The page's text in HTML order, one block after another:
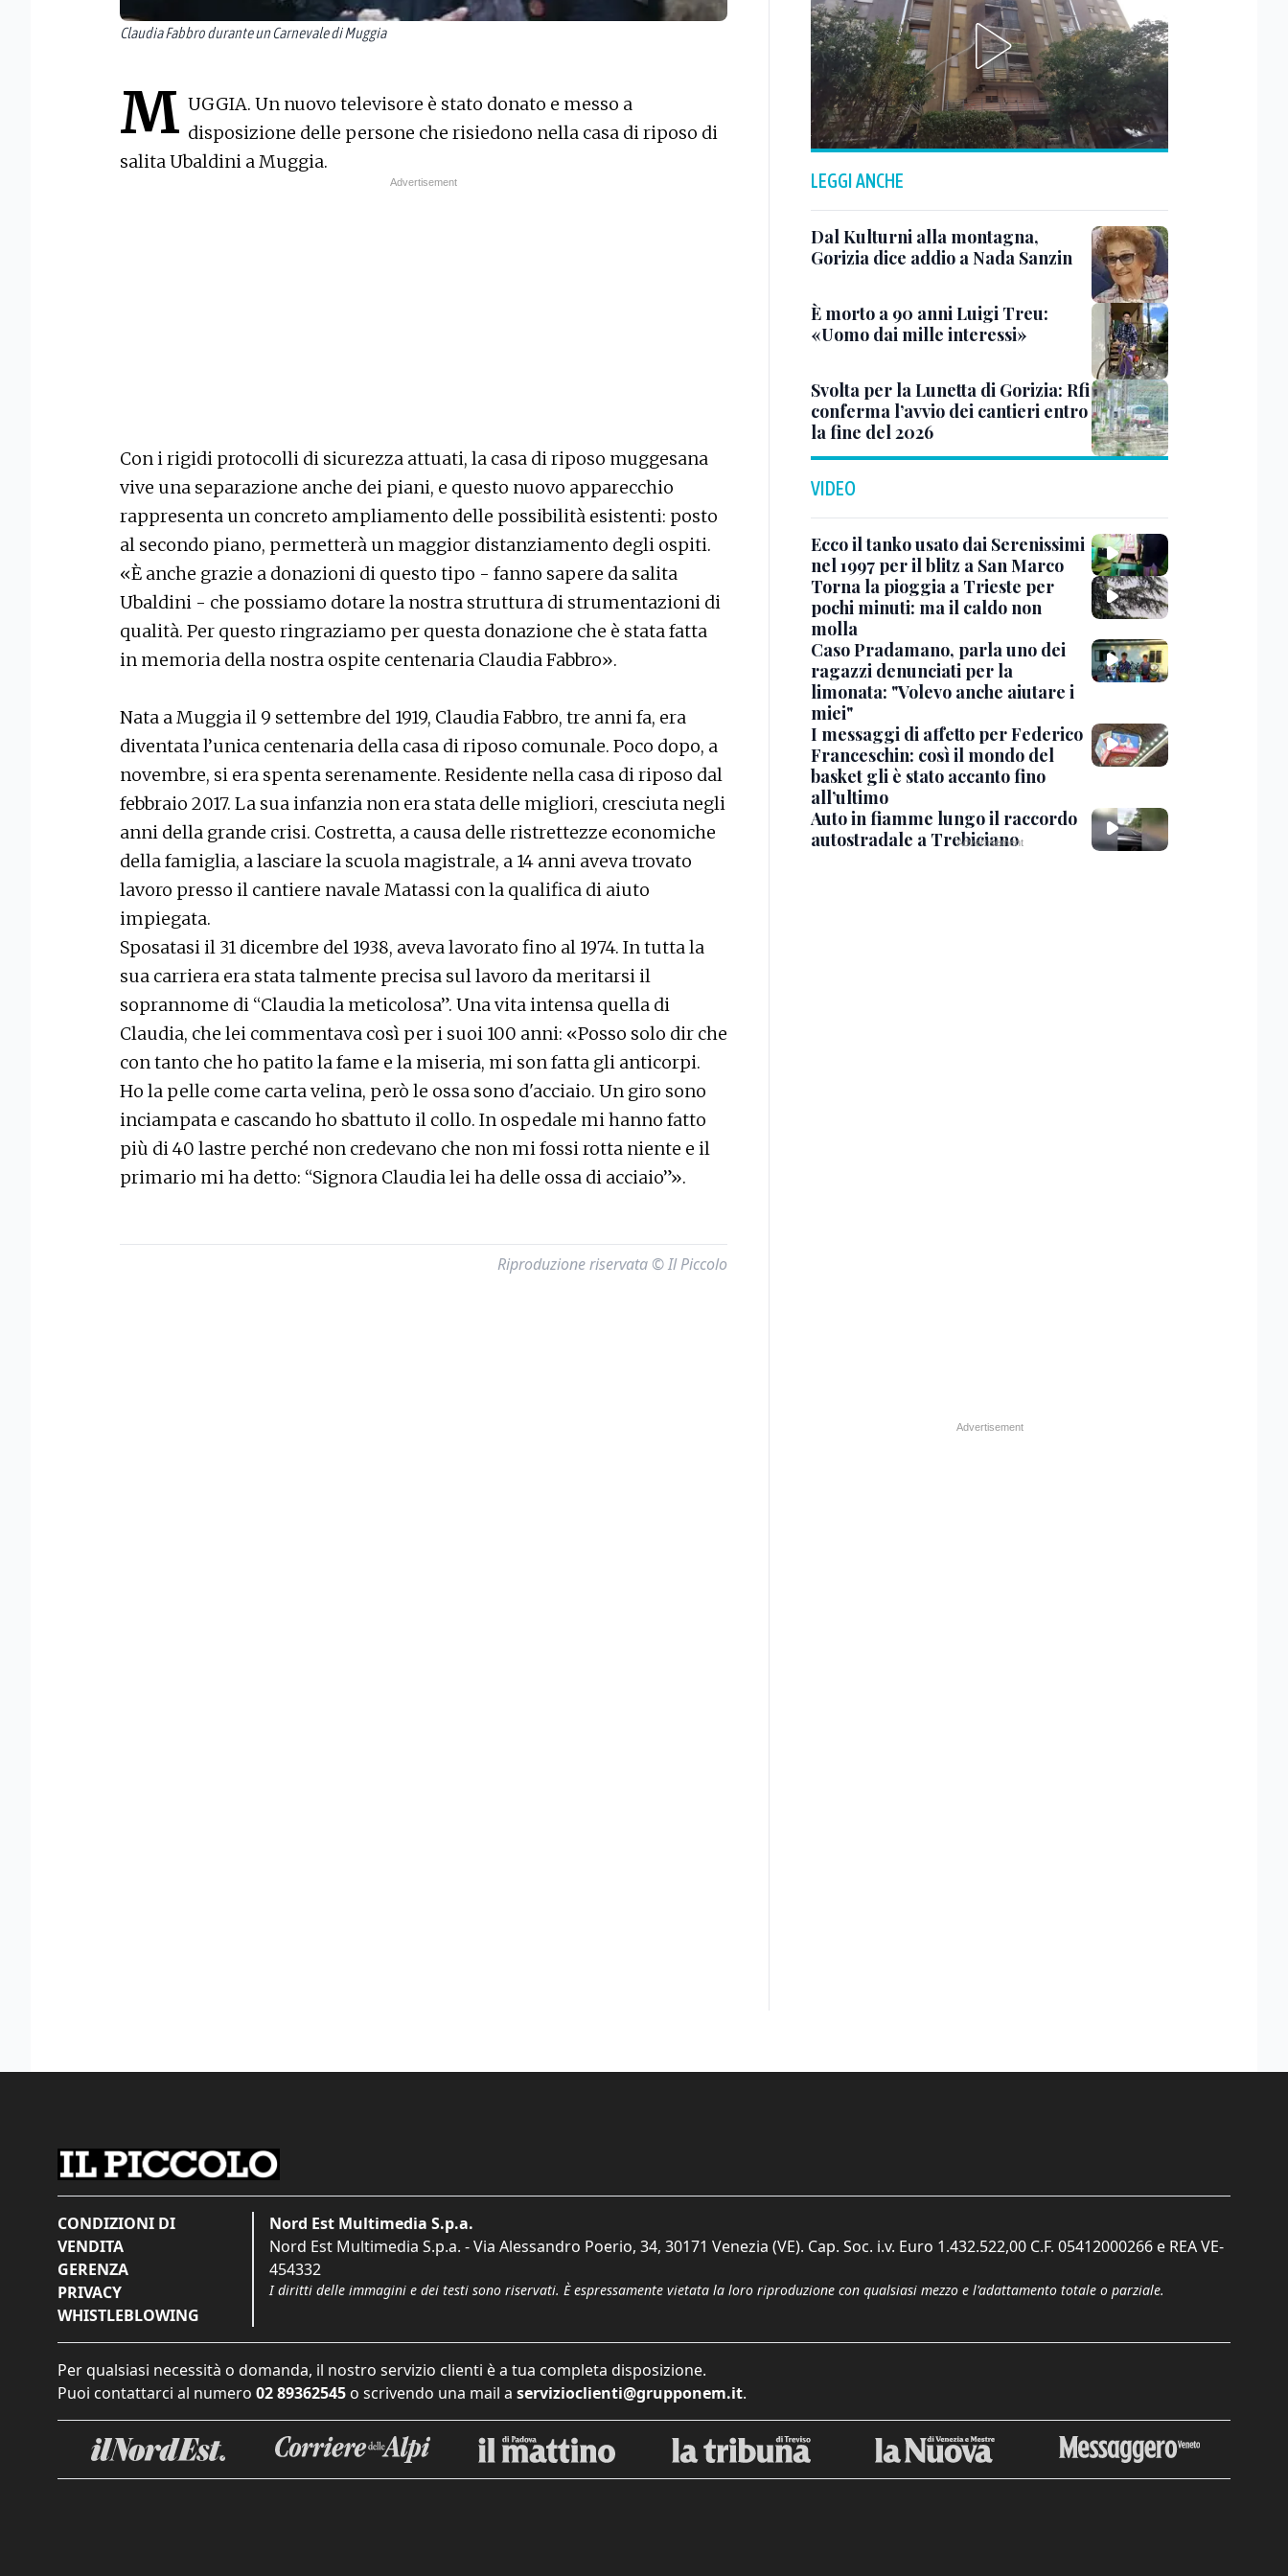
Claudia Fabbro durante un Carnevale di Muggia
M UGGIA. Un nuovo televisore è stato donato e messo a
disposizione delle persone che risiedono nella casa di riposo di
salita Ubaldini a Muggia.
Con i rigidi protocolli di sicurezza attuati, la casa di riposo muggesana
vive una separazione anche dei piani, e questo nuovo apparecchio
rappresenta un concreto ampliamento delle possibilità esistenti: posto
al secondo piano, permetterà un maggior distanziamento degli ospiti.
«È anche grazie a donazioni di questo tipo - fanno sapere da salita
Ubaldini - che possiamo dotare la nostra struttura di strumentazioni di
qualità. Per questo ringraziamo per questa donazione che è stata fatta
in memoria della nostra ospite centenaria Claudia Fabbro».
Nata a Muggia il 9 settembre del 1919, Claudia Fabbro, tre anni fa, era
diventata l’unica centenaria della casa di riposo comunale. Poco dopo, a
novembre, si era spenta serenamente. Residente nella casa di riposo dal
febbraio 2017. La sua infanzia non era stata delle migliori, cresciuta negli
anni della grande crisi. Costretta, a causa delle ristrettezze economiche
della famiglia, a lasciare la scuola magistrale, a 14 anni aveva trovato
lavoro presso il cantiere navale Matassi con la qualifica di aiuto
impiegata.
Sposatasi il 31 dicembre del 1938, aveva lavorato fino al 1974. In tutta la
sua carriera era stata talmente precisa sul lavoro da meritarsi il
soprannome di “Claudia la meticolosa”. Una vita intensa quella di
Claudia, che lei commentava così per i suoi 100 anni: «Posso solo dir che
con tanto che ho patito la fame e la miseria, mi son fatta gli anticorpi.
Ho la pelle come carta velina, però le ossa sono d'acciaio. Un giro sono
inciampata e cascando ho sbattuto il collo. In ospedale mi hanno fatto
più di 40 lastre perché non credevano che non mi fossi rotta niente e il
primario mi ha detto: “Signora Claudia lei ha delle ossa di acciaio”».
Riproduzione riservata © Il Piccolo
LEGGI ANCHE
Dal Kulturni alla montagna,
Gorizia dice addio a Nada Sanzin
È morto a 90 anni Luigi Treu:
«Uomo dai mille interessi»
Svolta per la Lunetta di Gorizia: Rfi
conferma l’avvio dei cantieri entro
la fine del 2026
VIDEO
Ecco il tanko usato dai Serenissimi
nel 1997 per il blitz a San Marco
Torna la pioggia a Trieste per
pochi minuti: ma il caldo non
molla
Caso Pradamano, parla uno dei
ragazzi denunciati per la
limonata: "Volevo anche aiutare i
miei"
I messaggi di affetto per Federico
Franceschin: così il mondo del
basket gli è stato accanto fino
all’ultimo
Auto in fiamme lungo il raccordo
autostradale a Trebiciano
CONDIZIONI DI
VENDITA
GERENZA
PRIVACY
WHISTLEBLOWING
Nord Est Multimedia S.p.a.
Nord Est Multimedia S.p.a. - Via Alessandro Poerio, 34, 30171 Venezia (VE). Cap. Soc. i.v. Euro 1.432.522,00 C.F. 05412000266 e REA VE-
454332
I diritti delle immagini e dei testi sono riservati. È espressamente vietata la loro riproduzione con qualsiasi mezzo e l'adattamento totale o parziale.
Per qualsiasi necessità o domanda, il nostro servizio clienti è a tua completa disposizione.
Puoi contattarci al numero 02 89362545 o scrivendo una mail a servizioclienti@grupponem.it.